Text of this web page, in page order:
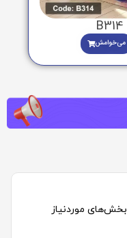
می‌خوامش
بخش‌های موردنیاز